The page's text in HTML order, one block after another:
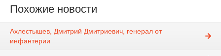
Похожие новости
Ахлестышев, Дмитрий Дмитриевич, генерал от
инфантерии